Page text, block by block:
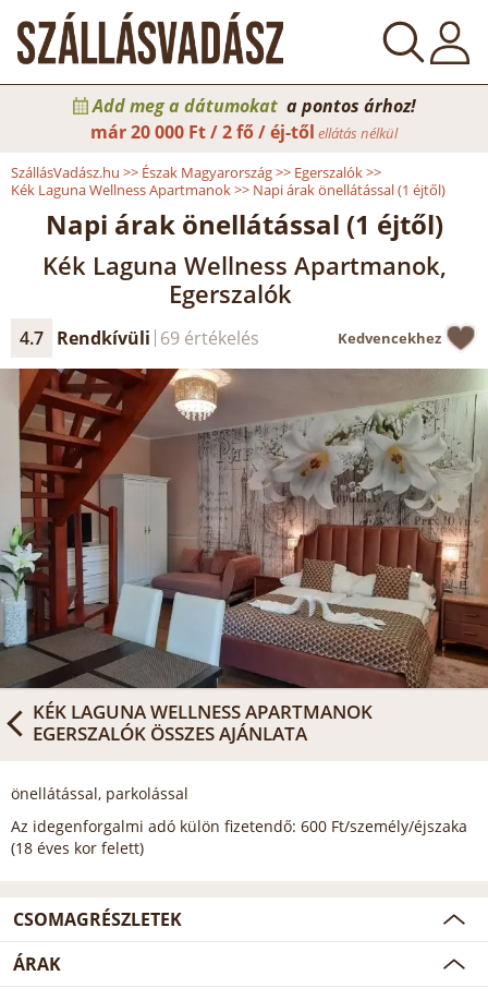
Add meg a dátumokat a pontos árhoz!
már20 000 Ft / 2 fő / éj-től ellátás nélkül
SzállásVadász.hu >> Észak Magyarország>> Egerszalók>>
Kék Laguna Wellness Apartmanok>> Napi árak önellátással (1 éjtől)
Napi árak önellátással (1 éjtől)
Kék Laguna Wellness Apartmanok,
Egerszalók
4.7 Rendkívüli 69 értékelés Kedvencekhez
KÉK LAGUNA WELLNESS APARTMANOK
EGERSZALÓK ÖSSZES AJÁNLATA
önellátással, parkolással
Az idegenforgalmi adó külön fizetendő: 600 Ft/személy/éjszaka
(18 éves kor felett)
CSOMAGRÉSZLETEK
ÁRAK